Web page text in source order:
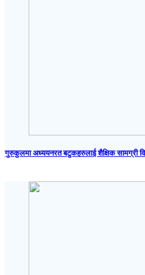
गुरुकुलमा अध्ययनरत बटुकहरुलाई शैक्षिक सामग्री